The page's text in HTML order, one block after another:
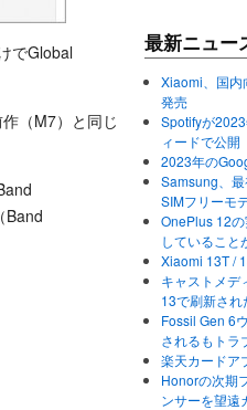
でGlobal
（M7）と同じ
Band
最新ニュー
Xiaomi、国内
発売
Spotifyが
ィードで公開
2023年の
Samsung、
SIMフリーモ
OnePlus 12
していること
Xiaomi 13T /
キャストメデ
13で刷新さ
Fossil Gen 6
されるもトラ
楽天カードア
Honorの次期
ンサーを望遠